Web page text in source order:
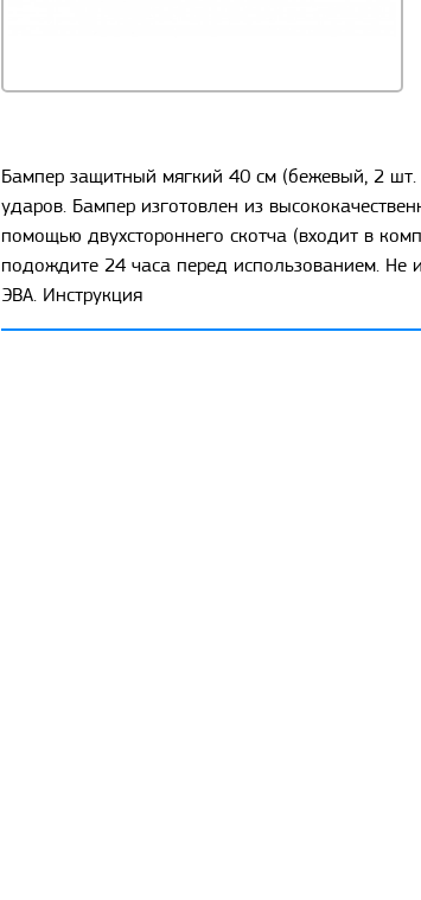
Бампер защитный мягкий 40 см (бежевый, 2 шт.
ударов. Бампер изготовлен из
помощью двухстороннего скотча (входит в
подождите 24 часа перед использованием. Не
ЭВА. Инструкция